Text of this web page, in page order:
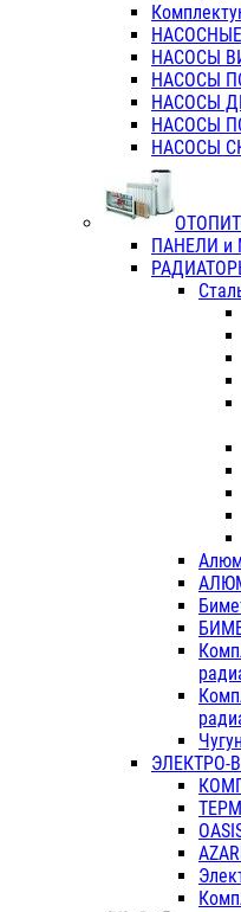
НАСОСЫ
НАСОСЫ
НАСОСЫ
НАСОСЫ
НАСОСЫ
ПАНЕЛИ и
ЭЛЕКТРО-